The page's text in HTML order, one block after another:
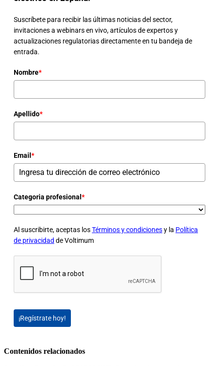
Suscríbete para recibir las últimas noticias del sector,
invitaciones a webinars en vivo, artículos de expertos y
actualizaciones regulatorias directamente en tu bandeja de
entrada.
Nombre*
Apellido*
Email *
Categoria profesional *
Al suscribirte, aceptas losTérminos y condicionesy la Política
de privacidad de Voltimum
¡Regístrate hoy!
Contenidos relacionados